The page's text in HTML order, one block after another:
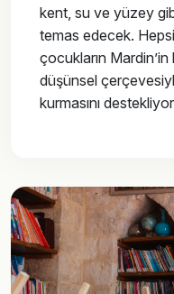
kent, su ve yüzey
temas edecek.
çocukların
düşünsel
kurmasını